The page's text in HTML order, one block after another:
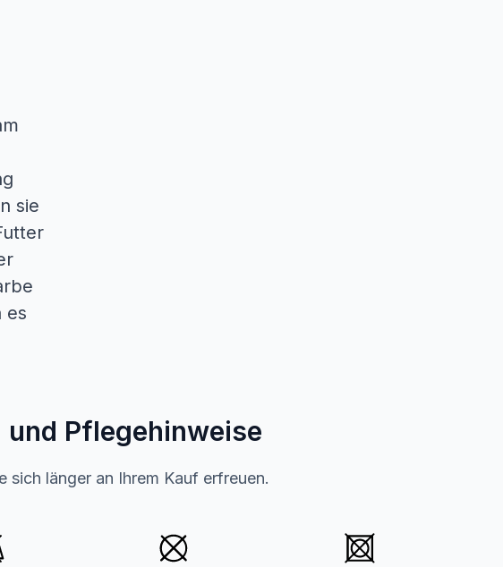
sie
es
und Pflegehinweise
sich länger an Ihrem Kauf erfreuen.